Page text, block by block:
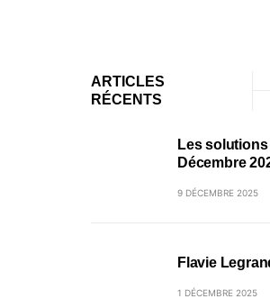
ARTICLES
RÉCENTS
Les solutions
Décembre
9 DÉCEMBRE 2025
Flavie
1 DÉCEMBRE 2025